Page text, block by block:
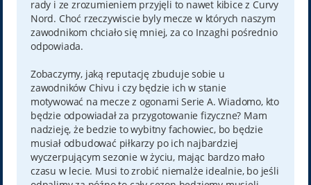
rady i ze zrozumieniem przyjęli to nawet kibice z Curvy
Nord. Choć rzeczywiscie byly mecze w których naszym
zawodnikom chciało się mniej, za co Inzaghi pośrednio
odpowiada.
Zobaczymy, jaką reputację zbuduje sobie u
zawodników Chivu i czy będzie ich w stanie
motywować na mecze z ogonami Serie A. Wiadomo, kto
będzie odpowiadał za przygotowanie fizyczne? Mam
nadzieję, że bedzie to wybitny fachowiec, bo będzie
musiał odbudować piłkarzy po ich najbardziej
wyczerpującym sezonie w życiu, mając bardzo mało
czasu w lecie. Musi to zrobić niemalże idealnie, bo jeśli